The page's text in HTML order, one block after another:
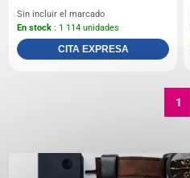
Sin incluir el marcado
En stock : 1 114 unidades
CITA EXPRESA
1